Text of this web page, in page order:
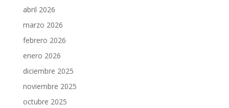
abril 2026
marzo 2026
febrero 2026
enero 2026
diciembre 2025
noviembre 2025
octubre 2025